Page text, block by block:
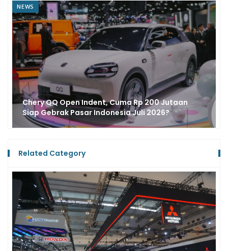
NEWS
Reinkarnasi Sang Legenda, Chery QQ3 EV Resmi
Debut di BIMS 2026, Siap Masuk Indonesia?
Related Category